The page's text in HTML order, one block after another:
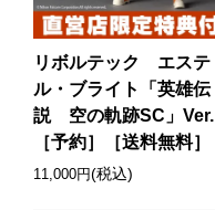
リボルテック エステ
ル・ブライト「英雄伝
説 空の軌跡SC」Ver.
［予約］［送料無料］
11,000円(税込)